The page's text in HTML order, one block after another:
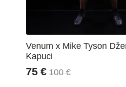
Venum x Mike Tyson
Kapuci
100€
Original
75 €
Current